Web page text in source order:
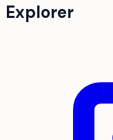
Explorer